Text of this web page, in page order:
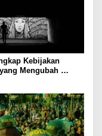
Kebijakan
Mengubah